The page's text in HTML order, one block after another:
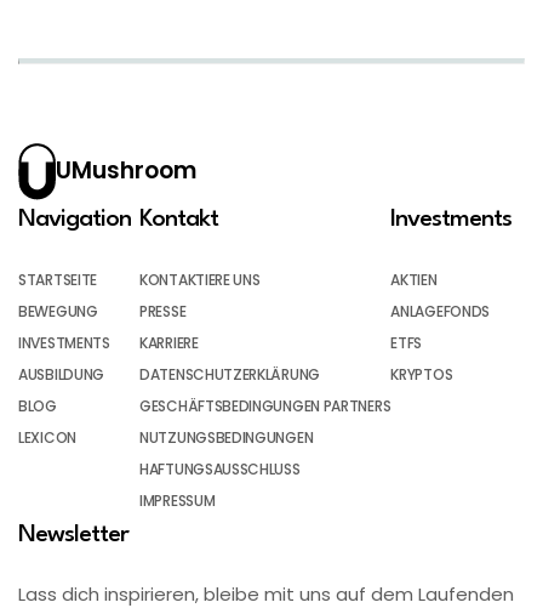
UMushroom
Navigation
STARTSEITE
BEWEGUNG
INVESTMENTS
AUSBILDUNG
BLOG
LEXICON
Kontakt
KONTAKTIERE UNS
PRESSE
KARRIERE
DATENSCHUTZERKLÄRUNG
GESCHÄFTSBEDINGUNGEN PARTNERS
NUTZUNGSBEDINGUNGEN
HAFTUNGSAUSSCHLUSS
IMPRESSUM
Investments
AKTIEN
ANLAGEFONDS
ETFS
KRYPTOS
Newsletter
Lass dich inspirieren, bleibe mit uns auf dem Laufenden